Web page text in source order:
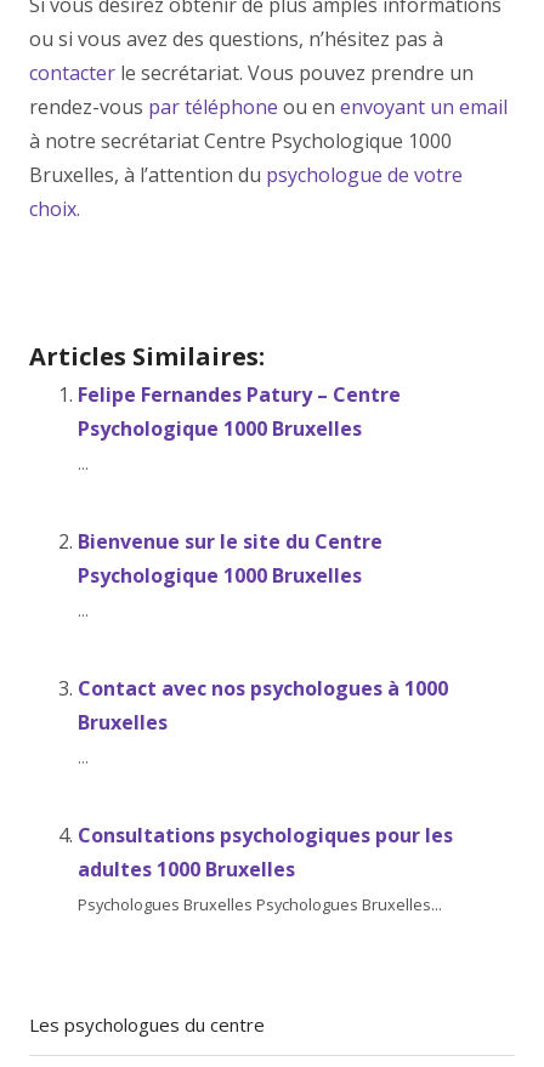
ou si vous avez des questions, n’hésitez pas à
contacter le secrétariat. Vous pouvez prendre un
rendez-vous par téléphone ou en envoyant un email
à notre secrétariat Centre Psychologique 1000
Bruxelles, à l’attention du psychologue de votre
choix.
Articles Similaires:
Felipe Fernandes Patury – Centre
Psychologique 1000 Bruxelles
...
Bienvenue sur le site du Centre
Psychologique 1000 Bruxelles
...
Contact avec nos psychologues à 1000
Bruxelles
...
Consultations psychologiques pour les
adultes 1000 Bruxelles
Psychologues Bruxelles Psychologues Bruxelles...
Les psychologues du centre